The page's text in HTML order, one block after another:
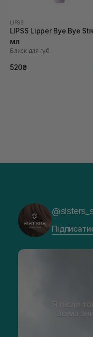
LIPSS
LIPSS Lipper Bye Bye
мл
Блиск для губ
520₴